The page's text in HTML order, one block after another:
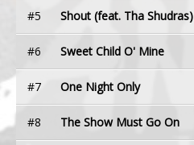
#5 Shout (feat. Tha Shudras)
#6 Sweet Child O' Mine
#7 One Night Only
#8 The Show Must Go On